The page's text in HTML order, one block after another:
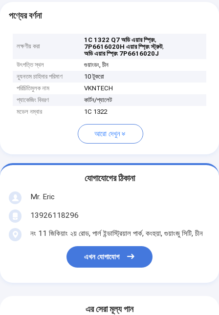
পণ্যের বর্ণনা
লক্ষণীয় করা
1C 1322 Q7 অডি এয়ার স্প্রিং,
7P6616020H এয়ার স্প্রিং স্ট্রুট,
অডি এয়ার স্প্রিং 7P6616020J
উৎপত্তি স্থল
গুয়াংডং, চীন
ন্যূনতম চাহিদার পরিমাণ
10 টুকরো
পরিচিতিমুলক নাম
VKNTECH
প্যাকেজিং বিবরণ
কার্টন/প্যালেট
মডেল নম্বার
1C 1322
আরো দেখুন
যোগাযোগের ঠিকানা
Mr. Eric
13926118296
নং 11 জিকিয়াং ২য় রোড, পার্ল ইন্ডাস্ট্রিয়াল পার্ক, কংহুয়া, গুয়াংজু সিটি, চীন
এখন যোগাযোগ
এর সেরা মূল্য পান